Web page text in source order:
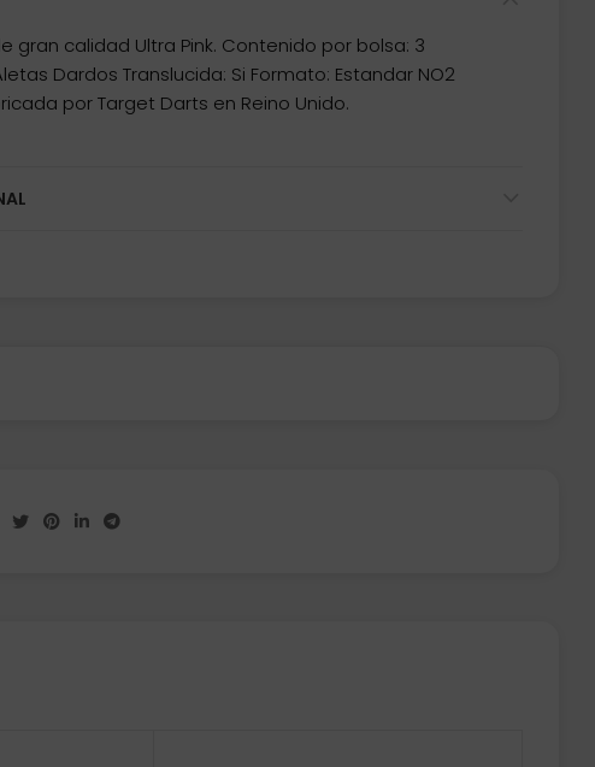
gran calidad Ultra Pink. Contenido por bolsa: 3
Dardos Translucida: Si Formato: Estandar NO2
por Target Darts en Reino Unido.